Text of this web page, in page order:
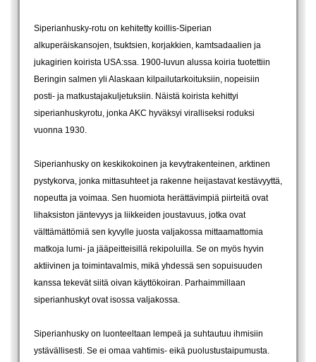
Siperianhusky-rotu on kehitetty koillis-Siperian
alkuperäiskansojen, tsuktsien, korjakkien, kamtsadaalien ja
jukagirien koirista USA:ssa. 1900-luvun alussa koiria tuotettiin
Beringin salmen yli Alaskaan kilpailutarkoituksiin, nopeisiin
posti- ja matkustajakuljetuksiin. Näistä koirista kehittyi
siperianhuskyrotu, jonka AKC hyväksyi viralliseksi roduksi
vuonna 1930.
Siperianhusky on keskikokoinen ja kevytrakenteinen, arktinen
pystykorva, jonka mittasuhteet ja rakenne heijastavat kestävyyttä,
nopeutta ja voimaa. Sen huomiota herättävimpiä piirteitä ovat
lihaksiston jäntevyys ja liikkeiden joustavuus, jotka ovat
välttämättömiä sen kyvylle juosta valjakossa mittaamattomia
matkoja lumi- ja jääpeitteisillä rekipoluilla. Se on myös hyvin
aktiivinen ja toimintavalmis, mikä yhdessä sen sopuisuuden
kanssa tekevät siitä oivan käyttökoiran. Parhaimmillaan
siperianhuskyt ovat isossa valjakossa.
Siperianhusky on luonteeltaan lempeä ja suhtautuu ihmisiin
ystävällisesti. Se ei omaa vahtimis- eikä puolustustaipumusta.